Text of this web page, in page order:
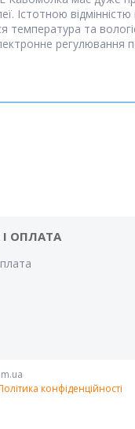
температура та
ОПЛАТА
конфіденційності